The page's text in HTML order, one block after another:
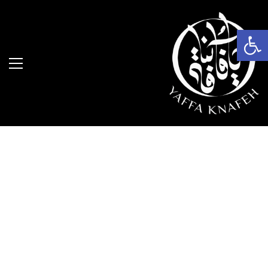
פתח סרגל נגישות